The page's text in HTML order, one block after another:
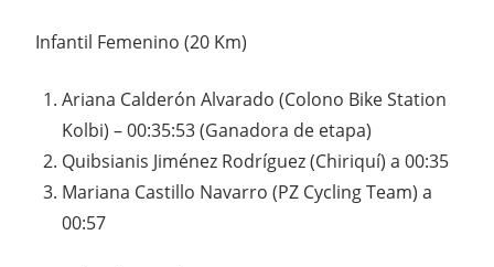
Infantil Femenino (20 Km)
Ariana Calderón Alvarado (Colono Bike Station
Kolbi) – 00:35:53 (Ganadora de etapa)
Quibsianis Jiménez Rodríguez (Chiriquí) a 00:35
Mariana Castillo Navarro (PZ Cycling Team) a
00:57